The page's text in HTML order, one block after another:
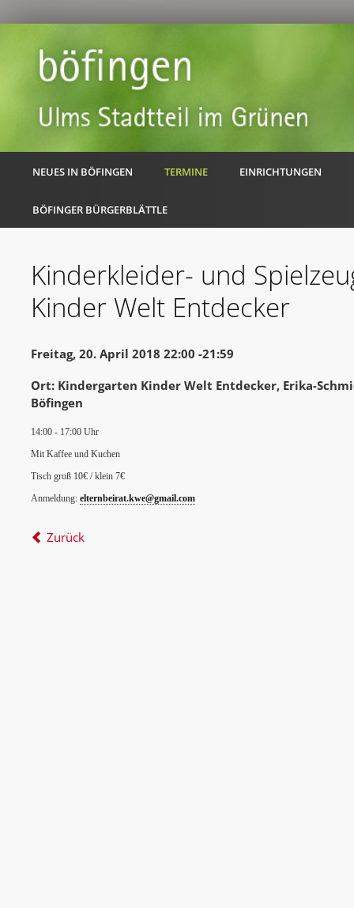
NEUES IN BÖFINGEN TERMINE EINRICHTUNGEN
BÖFINGER BÜRGERBLÄTTLE
Kinderkleider- und
Kinder Welt Entdecker
Freitag, 20. April 2018 22:00 -21:59
Ort: Kindergarten Kinder Welt Entdecker, Erika-
Böfingen
14:00 - 17:00 Uhr
Mit Kaffee und Kuchen
Tisch groß 10€ / klein 7€
Anmeldung:elternbeirat.kwe@gmail.com
Zurück